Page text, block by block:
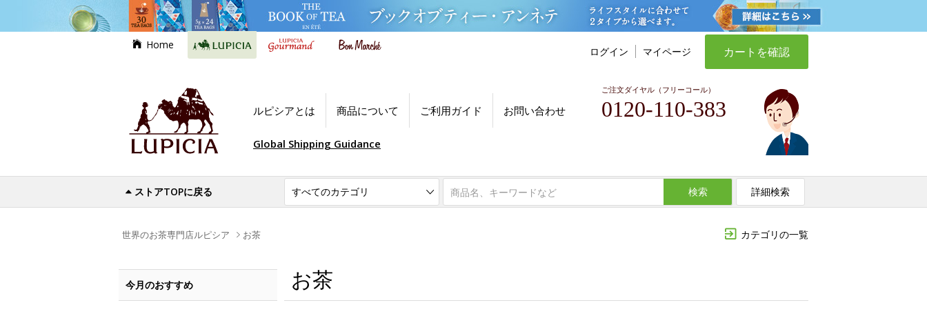
Home
ログイン マイページ カートを確認
ルピシアとは 商品について ご利用ガイド お問い合わせ
ご注文ダイヤル（フリーコール）
0120-110-383
Global Shipping Guidance
ストアTOPに戻る 検索 詳細検索
カテゴリの一覧
世界のお茶専門店ルピシア お茶
お茶
今月のおすすめ